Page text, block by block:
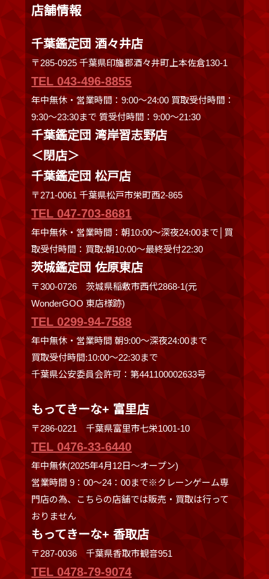
店舗情報
千葉鑑定団 酒々井店
〒285-0925 千葉県印旛郡酒々井町上本佐倉130-1
TEL 043-496-8855
年中無休・営業時間：9:00～24:00 買取受付時間：
9:30〜23:30まで 質受付時間：9:00～21:30
千葉鑑定団 湾岸習志野店
＜閉店＞
千葉鑑定団 松戸店
〒271-0061 千葉県松戸市栄町西2-865
TEL 047-703-8681
年中無休・営業時間：朝10:00～深夜24:00まで│買
取受付時間：買取:朝10:00～最終受付22:30
茨城鑑定団 佐原東店
〒300-0726 茨城県稲敷市西代2868-1(元
WonderGOO 東店様跡)
TEL 0299-94-7588
年中無休・営業時間 朝9:00〜深夜24:00まで
買取受付時間:10:00〜22:30まで
千葉県公安委員会許可：第441100002633号
もってきーな+ 富里店
〒286-0221 千葉県富里市七栄1001-10
TEL 0476-33-6440
年中無休(2025年4月12日～オープン)
営業時間 9：00～24：00まで※クレーンゲーム専
門店の為、こちらの店舗では販売・買取は行って
おりません
もってきーな+ 香取店
〒287-0036 千葉県香取市観音951
TEL 0478-79-9074